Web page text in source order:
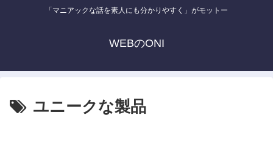
「マニアックな話を素人にも分かりやすく」がモットー
WEBのONI
ユニークな製品